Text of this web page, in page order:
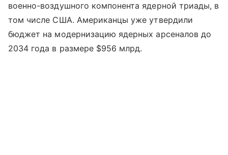
военно-воздушного компонента ядерной триады, в
том числе США. Американцы уже утвердили
бюджет на модернизацию ядерных арсеналов до
2034 года в размере $956 млрд.